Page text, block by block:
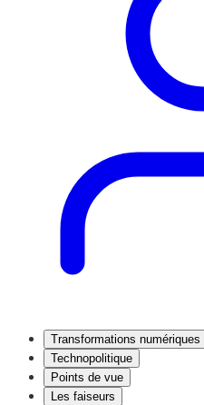
Transformations numériques
Technopolitique
Points de vue
Les faiseurs